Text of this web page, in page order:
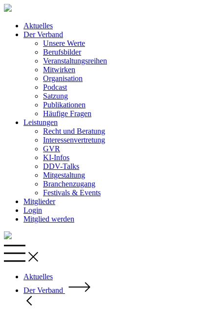
Aktuelles
Der Verband
Unsere Werte
Berufsbilder
Veranstaltungsreihen
Mitwirken
Organisation
Podcast
Satzung
Publikationen
Häufige Fragen
Leistungen
Recht und Beratung
Interessenvertretung
GVR
KI-Infos
DDV-Talks
Mitgestaltung
Branchenzugang
Festivals & Events
Mitglieder
Login
Mitglied werden
Aktuelles
Der Verband